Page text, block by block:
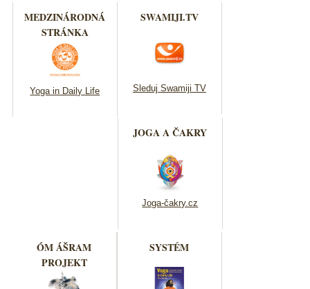
MEDZINÁRODNÁ
STRÁNKA
Yoga in Daily Life
SWAMIJI.TV
Sleduj Swamiji TV
JOGA A ČAKRY
Joga-čakry.cz
ÓM ÁŠRAM
PROJEKT
SYSTÉM